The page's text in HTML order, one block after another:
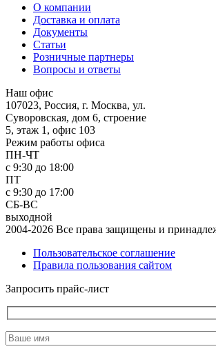
О компании
Доставка и оплата
Документы
Статьи
Розничные партнеры
Вопросы и ответы
Наш офис
107023, Россия, г. Москва, ул.
Суворовская, дом 6, строение
5, этаж 1, офис 103
Режим работы офиса
ПН-ЧТ
с 9:30 до 18:00
ПТ
с 9:30 до 17:00
СБ-ВС
выходной
2004-2026 Все права защищены и
Пользовательское соглашение
Правила пользования сайтом
Запросить прайс-лист